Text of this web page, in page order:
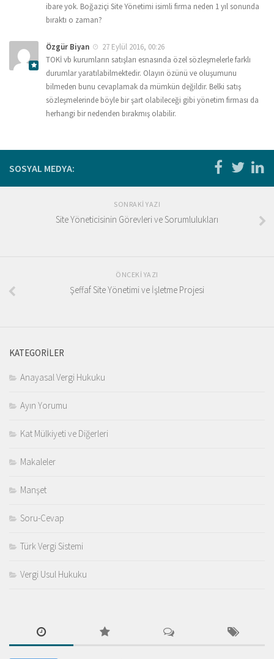
ibare yok. Boğaziçi Site Yönetimi isimli firma neden 1 yıl sonunda
bıraktı o zaman?
Özgür Biyan
27 Eylül 2016, 00:26
TOKİ vb kurumların satışları esnasında özel sözleşmelerle farklı
durumlar yaratılabilmektedir. Olayın özünü ve oluşumunu
bilmeden bunu cevaplamak da mümkün değildir. Belki satış
sözleşmelerinde böyle bir şart olabileceği gibi yönetim firması da
herhangi bir nedenden bırakmış olabilir.
SOSYAL MEDYA:
SONRAKI YAZI
Site Yöneticisinin Görevleri ve Sorumlulukları
ÖNCEKI YAZI
Şeffaf Site Yönetimi ve İşletme Projesi
KATEGORILER
Anayasal Vergi Hukuku
Ayın Yorumu
Kat Mülkiyeti ve Diğerleri
Makaleler
Manşet
Soru-Cevap
Türk Vergi Sistemi
Vergi Usul Hukuku